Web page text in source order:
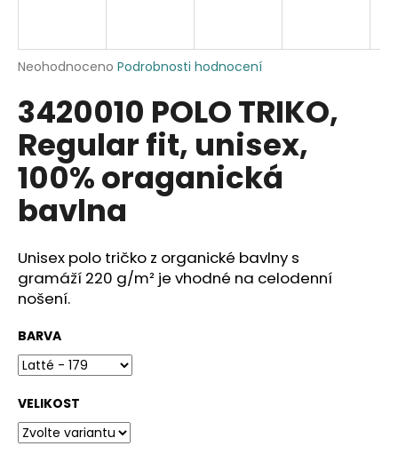
Průměrné
produktu
je
0,0
5
hvězdiček.
Neohodnoceno Podrobnosti hodnocení
3420010 POLO TRIKO,
Regular fit, unisex,
100% oraganická
bavlna
Unisex polo tričko z organické bavlny s
gramáží 220 g/m² je vhodné na celodenní
nošení.
BARVA
VELIKOST
j
í
?
D
o
o
r
u
č
u
j